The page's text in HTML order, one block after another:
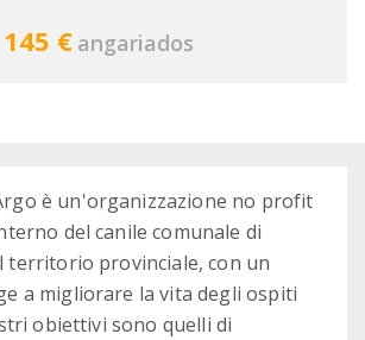
145 € angariados
è un'organizzazione no profit
del canile comunale di
territorio provinciale, con un
a migliorare la vita degli ospiti
obiettivi sono quelli di